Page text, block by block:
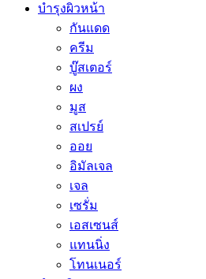
บำรุงผิวหน้า
กันแดด
ครีม
บู๊สเตอร์
ผง
มูส
สเปรย์
ออย
อิมัลเจล
เจล
เซรั่ม
เอสเซนส์
แทนนิ่ง
โทนเนอร์